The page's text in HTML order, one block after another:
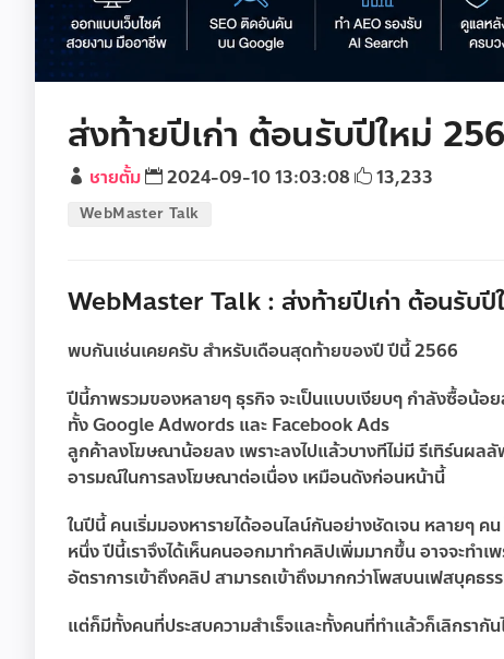
ส่งท้ายปีเก่า ต้อนรับปีใหม่
ชายตั้ม 2024-09-10 13:03:08 13,233
WebMaster Talk
WebMaster Talk : ส่งท้ายปีเก่า ต้อนรับปี
พบกันเช่นเคยครับ สำหรับเดือนสุดท้ายของปี ปีนี้ 2566
ปีนี้ภาพรวมของหลายๆ ธุรกิจ จะเป็นแบบเงียบๆ กำลังซื้อน้อ
ทั้ง Google Adwords และ Facebook Ads
ลูกค้าลงโฆษณาน้อยลง เพราะลงไปแล้วบางทีไม่มี รีเทิร์นผ
อารมณ์ในการลงโฆษณาต่อเนื่อง เหมือนดังก่อนหน้านี้
ในปีนี้ คนเริ่มมองหารายได้ออนไลน์กันอย่างชัดเจน หลายๆ
หนึ่ง ปีนี้เราจึงได้เห็นคนออกมาทำคลิปเพิ่มมากขึ้น อาจจะทำเ
อัตราการเข้าถึงคลิป สามารถเข้าถึงมากกว่าโพสบนเฟสบุคธร
แต่ก็มีทั้งคนที่ประสบความสำเร็จและทั้งคนที่ทำแล้วก็เลิกรากันไ